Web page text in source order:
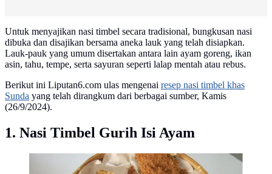
Untuk menyajikan nasi timbel secara tradisional, bungkusan nasi
dibuka dan disajikan bersama aneka lauk yang telah disiapkan.
Lauk-pauk yang umum disertakan antara lain ayam goreng, ikan
asin, tahu, tempe, serta sayuran seperti lalap mentah atau rebus.
Berikut ini Liputan6.com ulas mengenai resep nasi timbel khas
Sunda yang telah dirangkum dari berbagai sumber, Kamis
(26/9/2024).
1. Nasi Timbel Gurih Isi Ayam
Nasi Timbel Restoran Kemenangan | Via: qraved.com